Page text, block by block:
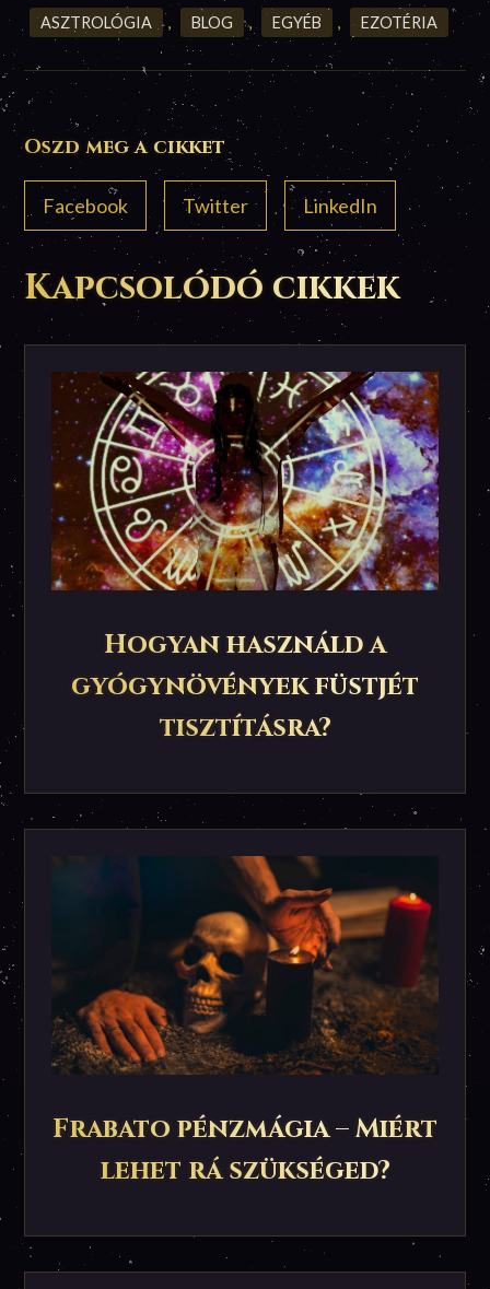
ASZTROLÓGIA , BLOG , EGYÉB , EZOTÉRIA
Oszd meg a cikket
Facebook Twitter LinkedIn
Kapcsolódó cikkek
Hogyan használd a
gyógynövények füstjét
tisztításra?
Frabato pénzmágia – Miért
lehet rá szükséged?